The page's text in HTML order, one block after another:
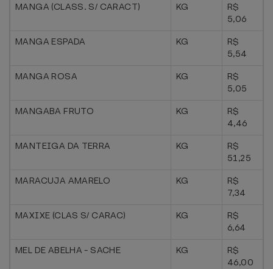
MANGA (CLASS. S/ CARACT)
KG
R$
5,06
MANGA ESPADA
KG
R$
5,54
MANGA ROSA
KG
R$
5,05
MANGABA FRUTO
KG
R$
4,46
MANTEIGA DA TERRA
KG
R$
51,25
MARACUJA AMARELO
KG
R$
7,34
MAXIXE (CLAS S/ CARAC)
KG
R$
6,64
MEL DE ABELHA - SACHE
KG
R$
46,00